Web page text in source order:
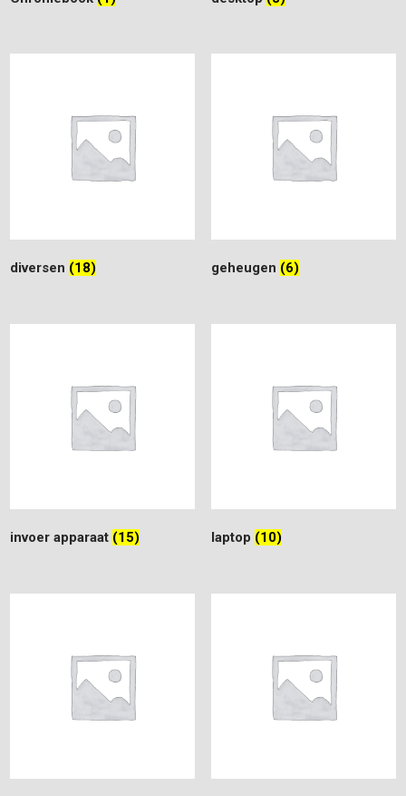
diversen (18) geheugen (6)
invoer apparaat (15) laptop (10)